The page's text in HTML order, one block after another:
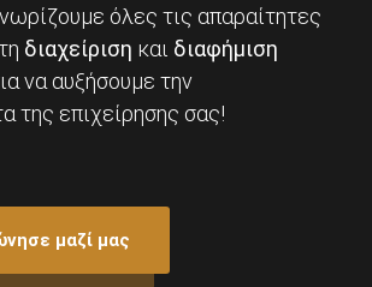
όλες τις απαραίτητες
διαχείριση και διαφήμιση
να αυξήσουμε την
της επιχείρησης σας!
μαζί μας